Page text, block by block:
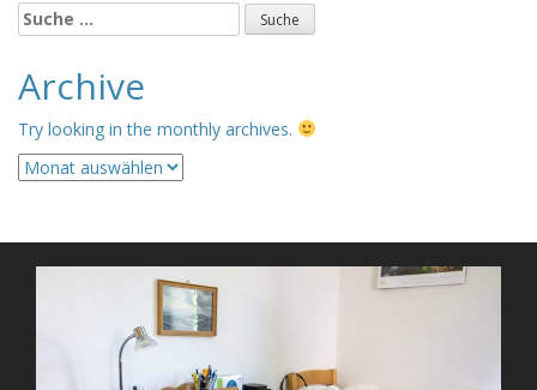
Suche
nach:
Archive
Try looking in the monthly archives.
Archive